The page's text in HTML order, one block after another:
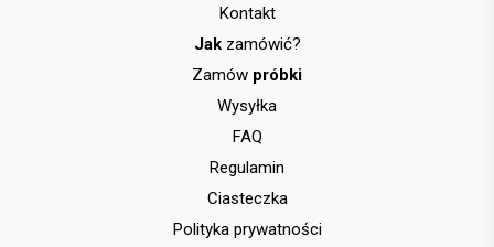
Kontakt
Jakzamówić?
Zamów próbki
Wysyłka
FAQ
Regulamin
Ciasteczka
Polityka prywatności